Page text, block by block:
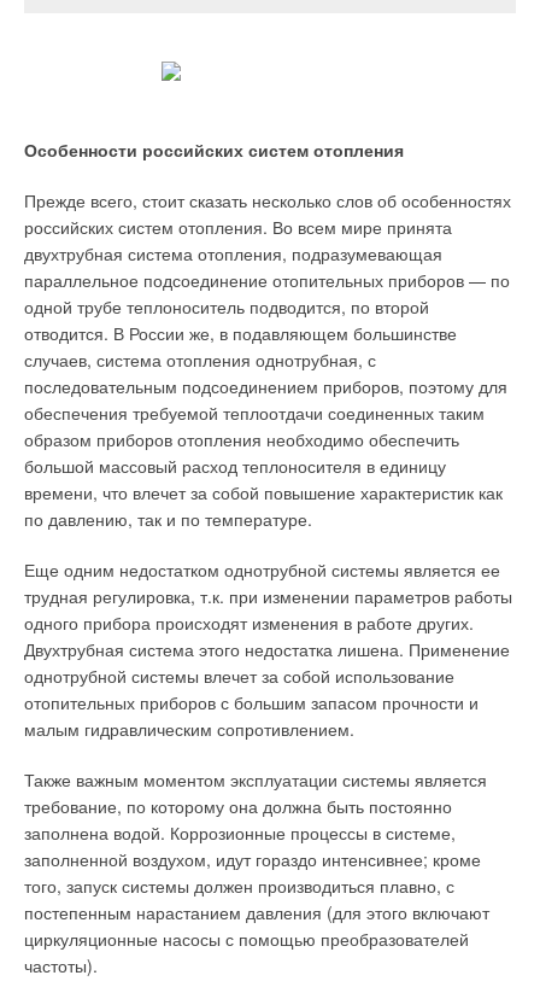
Особенности российских систем отопления
Прежде всего, стоит сказать несколько слов об особенностях
российских систем отопления. Во всем мире принята
двухтрубная система отопления, подразумевающая
параллельное подсоединение отопительных приборов — по
одной трубе теплоноситель подводится, по второй
отводится. В России же, в подавляющем большинстве
случаев, система отопления однотрубная, с
последовательным подсоединением приборов, поэтому для
обеспечения требуемой теплоотдачи соединенных таким
образом приборов отопления необходимо обеспечить
большой массовый расход теплоносителя в единицу
времени, что влечет за собой повышение характеристик как
по давлению, так и по температуре.
Еще одним недостатком однотрубной системы является ее
трудная регулировка, т.к. при изменении параметров работы
одного прибора происходят изменения в работе других.
Двухтрубная система этого недостатка лишена. Применение
однотрубной системы влечет за собой использование
отопительных приборов с большим запасом прочности и
малым гидравлическим сопротивлением.
Также важным моментом эксплуатации системы является
требование, по которому она должна быть постоянно
заполнена водой. Коррозионные процессы в системе,
заполненной воздухом, идут гораздо интенсивнее; кроме
того, запуск системы должен производиться плавно, с
постепенным нарастанием давления (для этого включают
циркуляционные насосы с помощью преобразователей
частоты).
тепло- и энергоснабжение предприятия.
Промышленные фильтры и пылеуловители
Электростатические фильтры
Электростатические фильтры эффективно применяются для
очистки воздуха от частиц различных видов дыма, масляного
тумана и мелкодисперсной пыли размером от 200 до 0,01
микрона. При этом эффективность очистки фильтра
достигает 94%. Все кассеты фильтра регенерируются.
Электростатические фильтры получили самое широкое
распространение и применяются в различных областях
частиц размером от 1 до 0,01 микрона (сварочные аэрозоли
и паяльные дымы) и менее.
При этом такие возбудители тяжелых болезней, как микробы,
вирусы, бактерии, болезнетворные грибки и т.п. вредители
размером от 50 до 0,5 микрон просто погибают в
электростатическом поле фильтра. Поэтому
механических, фильтрующие элементы которых
накапливают в себе вредоносные частицы и при плохом
уходе за фильтром могут сами стать источником
загрязнения.
Механические воздушные фильтры
Воздушные фильтры с механическим способом фильтрации
Рис. 2. Схема с
котле
Рис. 3. Трех- или
четырехходовые
смесители —
оригинальное решение
Рис. 4. Схема с
гидравлической
«стрелкой»
Рис. 5. Расчеты по
изготовлению
гидравлического
распределителя (г.
Самара)
Рис. 6. Расчеты по
изготовлению
гидравлического
распределителя (г.
Мытищи)